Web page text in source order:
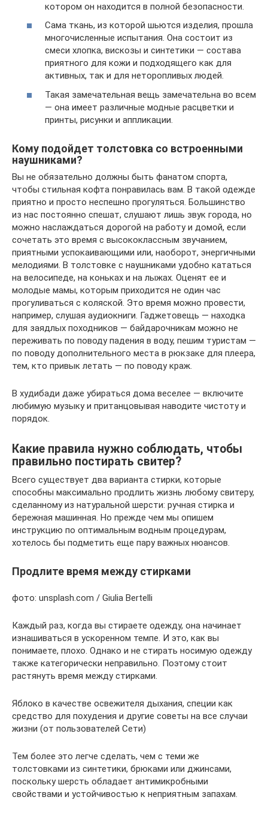
котором он находится в полной безопасности.
Сама ткань, из которой шьются изделия, прошла
многочисленные испытания. Она состоит из
смеси хлопка, вискозы и синтетики — состава
приятного для кожи и подходящего как для
активных, так и для неторопливых людей.
Такая замечательная вещь замечательна во всем
— она имеет различные модные расцветки и
принты, рисунки и аппликации.
Кому подойдет толстовка со встроенными
наушниками?
Вы не обязательно должны быть фанатом спорта,
чтобы стильная кофта понравилась вам. В такой одежде
приятно и просто неспешно прогуляться. Большинство
из нас постоянно спешат, слушают лишь звук города, но
можно наслаждаться дорогой на работу и домой, если
сочетать это время с высококлассным звучанием,
приятными успокаивающими или, наоборот, энергичными
мелодиями. В толстовке с наушниками удобно кататься
на велосипеде, на коньках и на лыжах. Оценят ее и
молодые мамы, которым приходится не один час
прогуливаться с коляской. Это время можно провести,
например, слушая аудиокниги. Гаджетовещь — находка
для заядлых походников — байдарочникам можно не
переживать по поводу падения в воду, пешим туристам —
по поводу дополнительного места в рюкзаке для плеера,
тем, кто привык летать — по поводу краж.
В худибади даже убираться дома веселее — включите
любимую музыку и пританцовывая наводите чистоту и
порядок.
Какие правила нужно соблюдать, чтобы
правильно постирать свитер?
Всего существует два варианта стирки, которые
способны максимально продлить жизнь любому свитеру,
сделанному из натуральной шерсти: ручная стирка и
бережная машинная. Но прежде чем мы опишем
инструкцию по оптимальным водным процедурам,
хотелось бы подметить еще пару важных нюансов.
Продлите время между стирками
фото: unsplash.com / Giulia Bertelli
Каждый раз, когда вы стираете одежду, она начинает
изнашиваться в ускоренном темпе. И это, как вы
понимаете, плохо. Однако и не стирать носимую одежду
также категорически неправильно. Поэтому стоит
растянуть время между стирками.
Яблоко в качестве освежителя дыхания, специи как
средство для похудения и другие советы на все случаи
жизни (от пользователей Сети)
Тем более это легче сделать, чем с теми же
толстовками из синтетики, брюками или джинсами,
поскольку шерсть обладает антимикробными
свойствами и устойчивостью к неприятным запахам.